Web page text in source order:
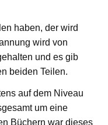
haben, der wird
wird von
und es gib
beiden Teilen.
auf dem Niveau
um eine
Büchern war dieses